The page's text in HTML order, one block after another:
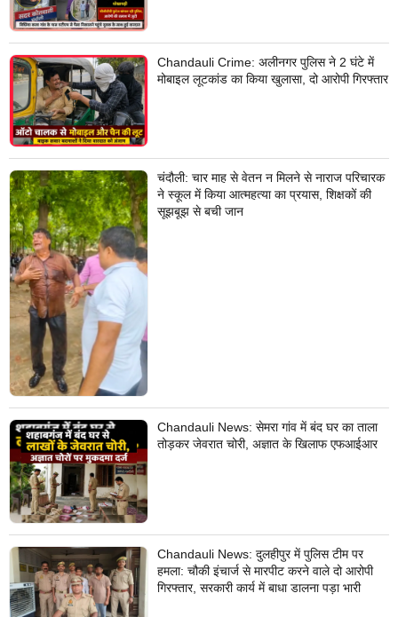
Chandauli Crime: अलीनगर पुलिस ने 2 घंटे में
मोबाइल लूटकांड का किया खुलासा, दो आरोपी गिरफ्तार
चंदौली: चार माह से वेतन न मिलने से नाराज परिचारक
ने स्कूल में किया आत्महत्या का प्रयास, शिक्षकों की
सूझबूझ से बची जान
Chandauli News: सेमरा गांव में बंद घर का ताला
तोड़कर जेवरात चोरी, अज्ञात के खिलाफ एफआईआर
Chandauli News: दुलहीपुर में पुलिस टीम पर
हमला: चौकी इंचार्ज से मारपीट करने वाले दो आरोपी
गिरफ्तार, सरकारी कार्य में बाधा डालना पड़ा भारी